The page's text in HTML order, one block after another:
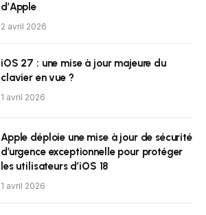
d’Apple
2 avril 2026
iOS 27 : une mise à jour majeure du
clavier en vue ?
1 avril 2026
Apple déploie une mise à jour de sécurité
d’urgence exceptionnelle pour protéger
les utilisateurs d’iOS 18
1 avril 2026